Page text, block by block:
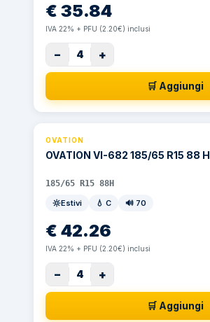
€ 35.84
IVA 22% + PFU (2.20€) inclusi
− 4 +
🛒 Aggiungi
OVATION
OVATION VI-682 185/65 R15 88 H
185/65 R15 88H
Estivi
💧 C 🔊 70
€ 42.26
IVA 22% + PFU (2.20€) inclusi
− 4 +
🛒 Aggiungi